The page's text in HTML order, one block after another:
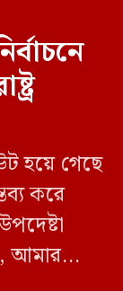
হয়ে গেছে
করে
আমার